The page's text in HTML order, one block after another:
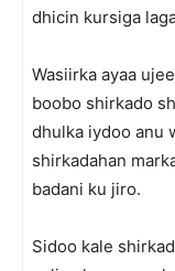
dhicin kursiga
Wasiirka ayaa
boobo shirkado
dhulka iydoo anu
shirkadahan
badani ku jiro.
Sidoo kale